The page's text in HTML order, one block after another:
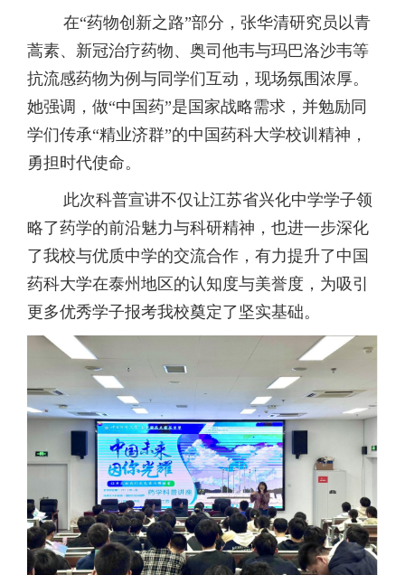
在“药物创新之路”部分，张华清研究员以青
蒿素、新冠治疗药物、奥司他韦与玛巴洛沙韦等
抗流感药物为例与同学们互动，现场氛围浓厚。
她强调，做“中国药”是国家战略需求，并勉励同
学们传承“精业济群”的中国药科大学校训精神，
勇担时代使命。
此次科普宣讲不仅让江苏省兴化中学学子领
略了药学的前沿魅力与科研精神，也进一步深化
了我校与优质中学的交流合作，有力提升了中国
药科大学在泰州地区的认知度与美誉度，为吸引
更多优秀学子报考我校奠定了坚实基础。